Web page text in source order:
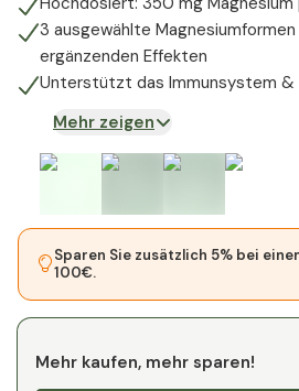
3 ausgewählte
ergänzenden Effekten
Unterstützt das Immunsystem &
Mehr zeigen
Sparen Sie zusätzlich 5% bei
100€.
Mehr kaufen, mehr sparen!